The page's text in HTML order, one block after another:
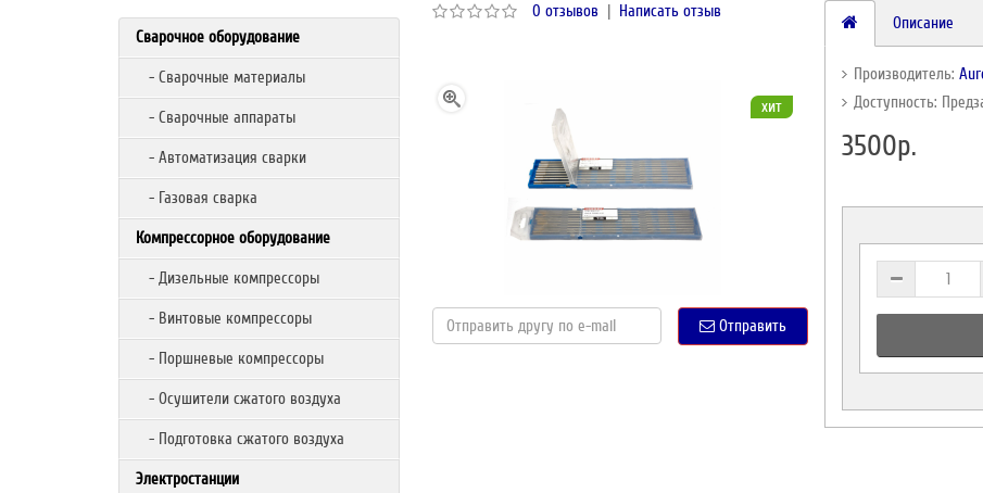
Сварочное оборудование
- Сварочные материалы
- Сварочные аппараты
- Автоматизация сварки
- Газовая сварка
Компрессорное оборудование
- Дизельные компрессоры
- Винтовые компрессоры
- Поршневые компрессоры
- Осушители сжатого воздуха
- Подготовка сжатого воздуха
Электростанции
0 отзывов | Написать отзыв
хит
Отправить
Описание
Производитель:
Доступность:
3500р.